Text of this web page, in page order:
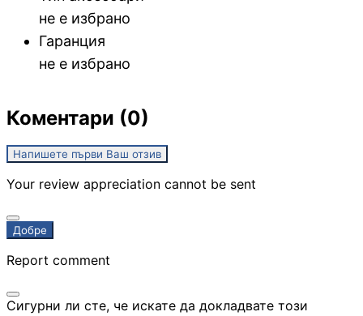
не е избрано
Гаранция
не е избрано
Коментари (0)
Напишете първи Ваш отзив
Your review appreciation cannot be sent
Добре
Report comment
Сигурни ли сте, че искате да докладвате този